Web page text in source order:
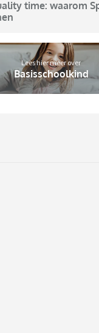
time: waarom
Lees hier meer over
Basisschoolkind